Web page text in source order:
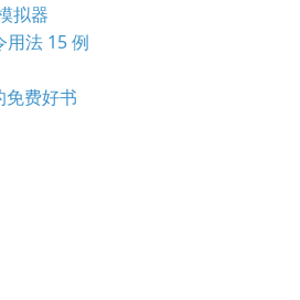
拟器
法 15 例
免费好书